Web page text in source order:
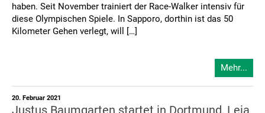
haben. Seit November trainiert der Race-Walker intensiv für
diese Olympischen Spiele. In Sapporo, dorthin ist das 50
Kilometer Gehen verlegt, will […]
Mehr...
20. Februar 2021
Justus Baumgarten startet in Dortmund, Leia